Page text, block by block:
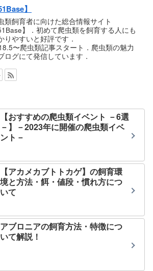
】
類飼育者に向けた総合情報サイト
51Base】．初めて爬虫類を飼育する人にも
りやすいと好評です．
〜爬虫類記事スタート．爬虫類の魅力
ログにて発信しています．
【おすすめの爬虫類イベント －6選
－】－2023年に開催の爬虫類イベ
ント－
【アカメカブトトカゲ】の飼育環
境と方法・餌・値段・慣れ方につ
いて
アブロニアの飼育方法・特徴につ
いて解説！